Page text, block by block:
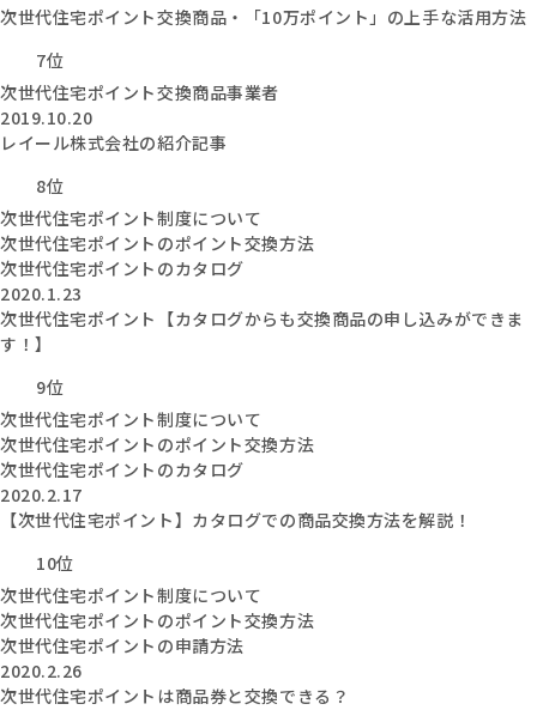
次世代住宅ポイント交換商品・「10万ポイント」の上手な活用方法
7位
次世代住宅ポイント交換商品事業者
2019.10.20
レイール株式会社の紹介記事
8位
次世代住宅ポイント制度について
次世代住宅ポイントのポイント交換方法
次世代住宅ポイントのカタログ
2020.1.23
次世代住宅ポイント【カタログからも交換商品の申し込みができま
す！】
9位
次世代住宅ポイント制度について
次世代住宅ポイントのポイント交換方法
次世代住宅ポイントのカタログ
2020.2.17
【次世代住宅ポイント】カタログでの商品交換方法を解説！
10位
次世代住宅ポイント制度について
次世代住宅ポイントのポイント交換方法
次世代住宅ポイントの申請方法
2020.2.26
次世代住宅ポイントは商品券と交換できる？